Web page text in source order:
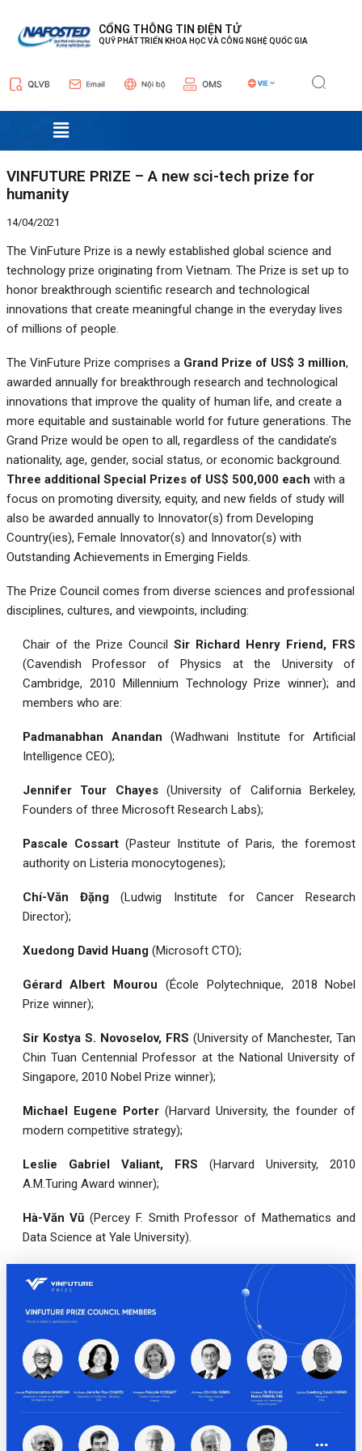
CỔNG THÔNG TIN ĐIỆN TỬ
QUỸ PHÁT TRIỂN KHOA HỌC VÀ CÔNG NGHỆ QUỐC GIA
Menu
VINFUTURE PRIZE – A new sci-tech prize for
humanity
14/04/2021
The VinFuture Prize is a newly established global science and
technology prize originating from Vietnam. The Prize is set up to
honor breakthrough scientific research and technological
innovations that create meaningful change in the everyday lives
of millions of people.
The VinFuture Prize comprises a Grand Prize of US$ 3 million,
awarded annually for breakthrough research and technological
innovations that improve the quality of human life, and create a
more equitable and sustainable world for future generations. The
Grand Prize would be open to all, regardless of the candidate’s
nationality, age, gender, social status, or economic background.
Three additional Special Prizes of US$ 500,000 each with a
focus on promoting diversity, equity, and new fields of study will
also be awarded annually to Innovator(s) from Developing
Country(ies), Female Innovator(s) and Innovator(s) with
Outstanding Achievements in Emerging Fields.
The Prize Council comes from diverse sciences and professional
disciplines, cultures, and viewpoints, including:
Chair of the Prize CouncilSir Richard Henry Friend, FRS
(Cavendish Professor of Physics at the University of
Cambridge, 2010 Millennium Technology Prize winner); and
members who are:
Padmanabhan Anandan (Wadhwani Institute for Artificial
Intelligence CEO);
Jennifer Tour Chayes(University of California Berkeley,
Founders of three Microsoft Research Labs);
Pascale Cossart(Pasteur Institute of Paris, the foremost
authority on Listeria monocytogenes);
Chí-Văn Đặng(Ludwig Institute for Cancer Research
Director);
Xuedong David Huang(Microsoft CTO);
Gérard Albert Mourou (École Polytechnique, 2018 Nobel
Prize winner);
Sir Kostya S. Novoselov, FRS (University of Manchester, Tan
Chin Tuan Centennial Professor at the National University of
Singapore, 2010 Nobel Prize winner);
Michael Eugene Porter(Harvard University, the founder of
modern competitive strategy);
Leslie Gabriel Valiant, FRS (Harvard University, 2010
A.M.Turing Award winner);
Hà-Văn Vũ (Percey F. Smith Professor of Mathematics and
Data Science at Yale University).
hướng
bài